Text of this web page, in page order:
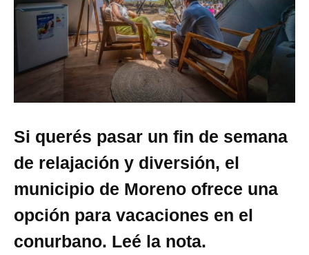
Si querés pasar un fin de semana
de relajación y diversión, el
municipio de Moreno ofrece una
opción para vacaciones en el
conurbano. Leé la nota.